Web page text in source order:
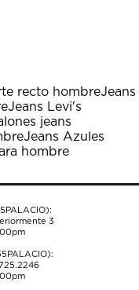
recto hombreJeans
Jeans Levi's
jeans
Jeans Azules
hombre
3